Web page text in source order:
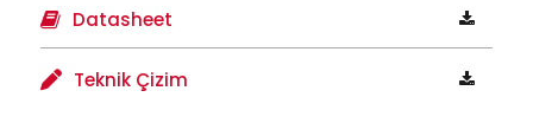
Datasheet
Teknik Çizim